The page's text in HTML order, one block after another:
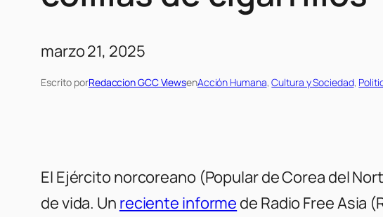
marzo 21, 2025
Escrito porRedaccion GCC ViewsenAcción Humana, Cultura y Sociedad,
El Ejército norcoreano (Popular de Corea del
de vida. Un reciente informe de Radio Free Asia